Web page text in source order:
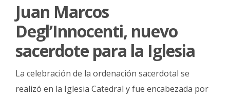
El
País
Mundo
La
Zona
Juan Marcos
Degl’Innocenti, nuevo
sacerdote para la Iglesia
La celebración de la ordenación sacerdotal se
realizó en la Iglesia Catedral y fue encabezada por